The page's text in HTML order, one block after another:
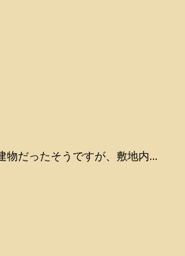
物だったそうですが、敷地内...